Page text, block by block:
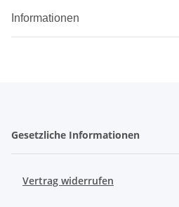
Informationen
Gesetzliche Informationen
Vertrag widerrufen